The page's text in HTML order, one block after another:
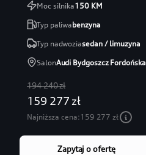
Moc silnika150KM
Typ paliwabenzyna
Typ nadwoziasedan / limuzyna
SalonAudi Bydgoszcz Fordońska
194 240 zł
159 277 zł
Najniższa cena:159 277 zł
Zapytaj o ofertę